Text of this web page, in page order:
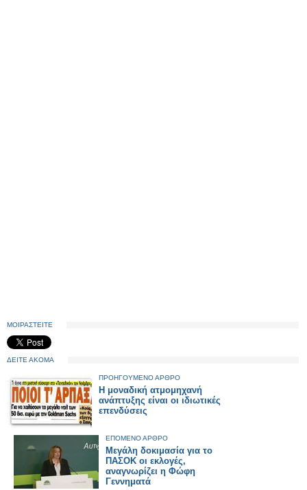
ΜΟΙΡΑΣΤΕΙΤΕ
ΔΕΙΤΕ ΑΚΟΜΑ
ΠΡΟΗΓΟΥΜΕΝΟ ΑΡΘΡΟ
Η μοναδική ατμομηχανή
ανάπτυξης είναι οι ιδιωτικές
επενδύσεις
ΕΠΟΜΕΝΟ ΑΡΘΡΟ
Μεγάλη δοκιμασία για το
ΠΑΣΟΚ οι εκλογές,
αναγνωρίζει η Φώφη
Γεννηματά